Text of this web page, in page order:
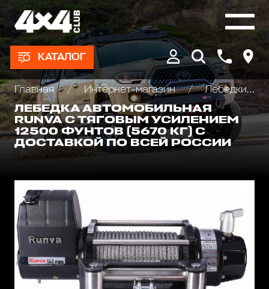
КАТАЛОГ
Главная Интернет-магазин
Лебедки автомобильные, для квадроциклов и эвакуаторов
ЛЕБЕДКА АВТОМОБИЛЬНАЯ
RUNVA С ТЯГОВЫМ УСИЛЕНИЕМ
12500 ФУНТОВ (5670 КГ) С
ДОСТАВКОЙ ПО ВСЕЙ РОССИИ